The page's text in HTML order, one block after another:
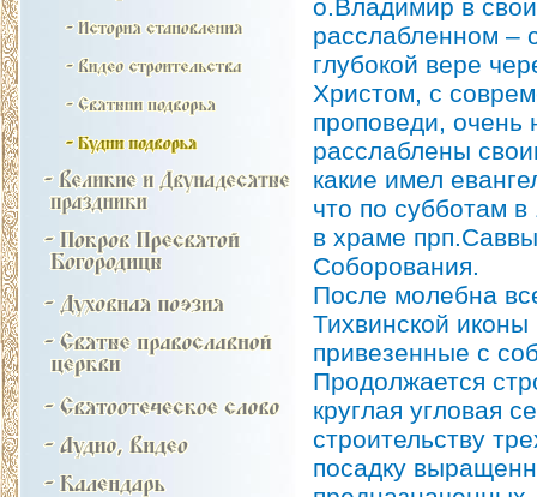
о.Владимир в
расслабленном –
глубокой вере
Христом, с
проповеди, очень
расслаблены
какие имел
что по субботам
в храме
Соборования.
После молебна
Тихвинской
привезенные с
Продолжается
круглая угловая
строительству
посадку